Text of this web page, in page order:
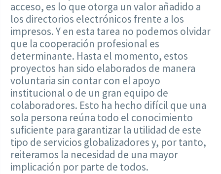
acceso, es lo que otorga un valor añadido a
los directorios electrónicos frente a los
impresos. Y en esta tarea no podemos olvidar
que la cooperación profesional es
determinante. Hasta el momento, estos
proyectos han sido elaborados de manera
voluntaria sin contar con el apoyo
institucional o de un gran equipo de
colaboradores. Esto ha hecho difícil que una
sola persona reúna todo el conocimiento
suficiente para garantizar la utilidad de este
tipo de servicios globalizadores y, por tanto,
reiteramos la necesidad de una mayor
implicación por parte de todos.